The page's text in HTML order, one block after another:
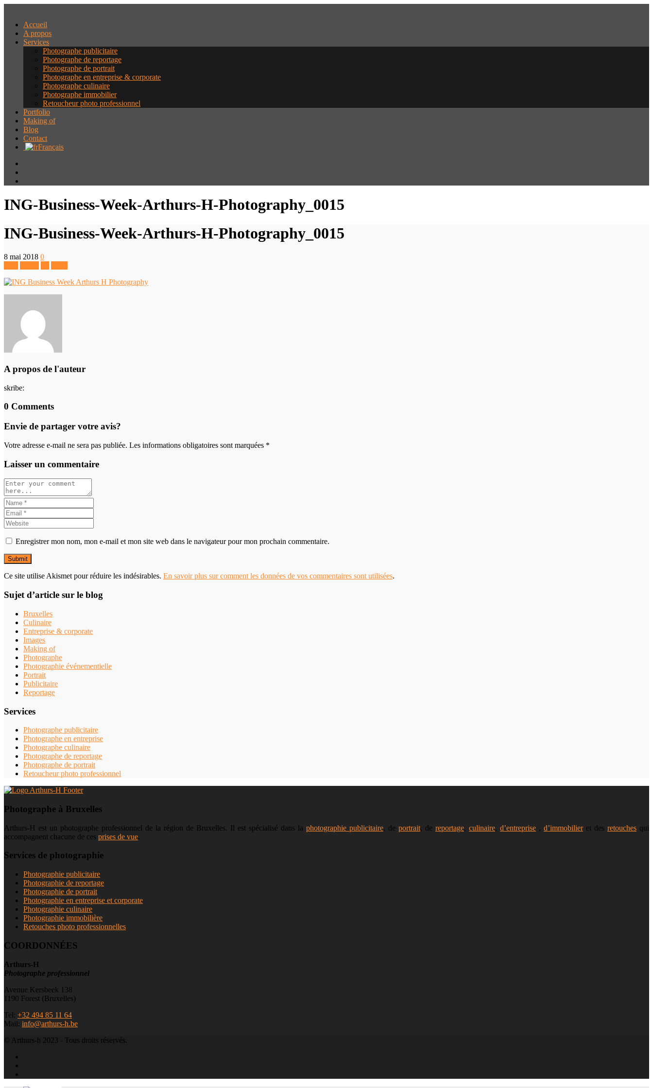
Accueil
A propos
Services
Photographe publicitaire
Photographe de reportage
Photographe de portrait
Photographe en entreprise & corporate
Photographe culinaire
Photographe immobilier
Retoucheur photo professionnel
Portfolio
Making of
Blog
Contact
Français
ING-Business-Week-Arthurs-H-Photography_0015
ING-Business-Week-Arthurs-H-Photography_0015
8 mai 2018 0
A propos de l'auteur
skribe:
0 Comments
Envie de partager votre avis?
Votre adresse e-mail ne sera pas publiée. Les informations obligatoires sont marquées *
Laisser un commentaire
Enregistrer mon nom, mon e-mail et mon site web dans le navigateur pour mon prochain commentaire.
Ce site utilise Akismet pour réduire les indésirables. En savoir plus sur comment les données de vos commentaires sont utilisées.
Sujet d’article sur le blog
Bruxelles
Culinaire
Entreprise & corporate
Images
Making of
Photographe
Photographie événementielle
Portrait
Publicitaire
Reportage
Services
Photographe publicitaire
Photographe en entreprise
Photographe culinaire
Photographe de reportage
Photographe de portrait
Retoucheur photo professionnel
Photographe à Bruxelles
Arthurs-H est un photographe professionnel de la région de Bruxelles. Il est spécialisé dans la photographie publicitaire, de portrait, de reportage, culinaire, d’entreprise , d’immobilieret des retouches qui
accompagnent chacune de ces prises de vue.
Services de photographie
Photographie publicitaire
Photographie de reportage
Photographie de portrait
Photographie en entreprise et corporate
Photographie culinaire
Photographie immobilière
Retouches photo professionnelles
COORDONNÉES
Arthurs-H
Photographe professionnel
Avenue Kersbeek 138
1190 Forest (Bruxelles)
Tel: +32 494 85 11 64
Mail: info@arthurs-h.be
© Arthurs-h 2023 - Tous droits réservés.